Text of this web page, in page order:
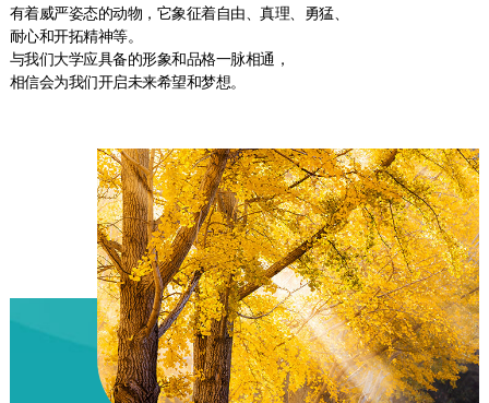
有着威严姿态的动物，它象征着自由、真理、勇猛、
耐心和开拓精神等。
与我们大学应具备的形象和品格一脉相通，
相信会为我们开启未来希望和梦想。